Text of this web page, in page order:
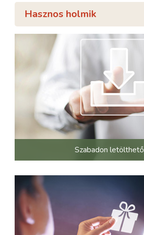
Hasznos holmik
Szabadon letölthető